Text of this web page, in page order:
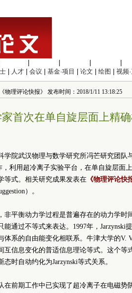
人才 会议 基金·项目 论文 绘图 视频
物理评论快报》 发布时间：2018/1/11 13:18:25
首次在单自旋层面上精
学院武汉物理与数学研究所冯芒研究团队
，利用超冷离子实验平台，在单自旋层面
等式。相关研究成果发表在 《物理评论快
）。
非平衡动力学过程是普遍存在的动力学时
能通过不等式来表达。1997年，Jarzynski
体系的自由能变化相联系。牛津大学的V.
互信息变化的普适信息理论等式。这个等
态时自动约化为Jarzynski等式关系。
在前期工作中已实现了超冷离子在电磁势